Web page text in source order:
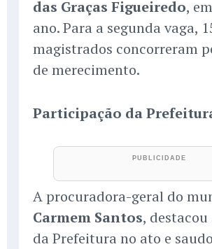
das Graças Figueiredo,
ano. Para a segunda vaga,
magistrados concorreram
de merecimento.
Participação da
A procuradora-geral do
Carmem Santos, destacou
da Prefeitura no ato e